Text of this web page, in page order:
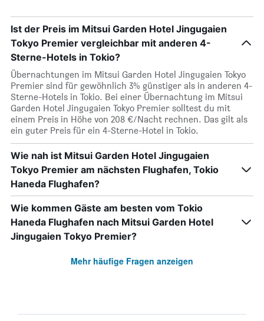
Ist der Preis im Mitsui Garden Hotel Jingugaien
Tokyo Premier vergleichbar mit anderen 4-
Sterne-Hotels in Tokio?
Übernachtungen im Mitsui Garden Hotel Jingugaien Tokyo
Premier sind für gewöhnlich 3% günstiger als in anderen 4-
Sterne-Hotels in Tokio. Bei einer Übernachtung im Mitsui
Garden Hotel Jingugaien Tokyo Premier solltest du mit
einem Preis in Höhe von 208 €/Nacht rechnen. Das gilt als
ein guter Preis für ein 4-Sterne-Hotel in Tokio.
Wie nah ist Mitsui Garden Hotel Jingugaien
Tokyo Premier am nächsten Flughafen, Tokio
Haneda Flughafen?
Wie kommen Gäste am besten vom Tokio
Haneda Flughafen nach Mitsui Garden Hotel
Jingugaien Tokyo Premier?
Mehr häufige Fragen anzeigen